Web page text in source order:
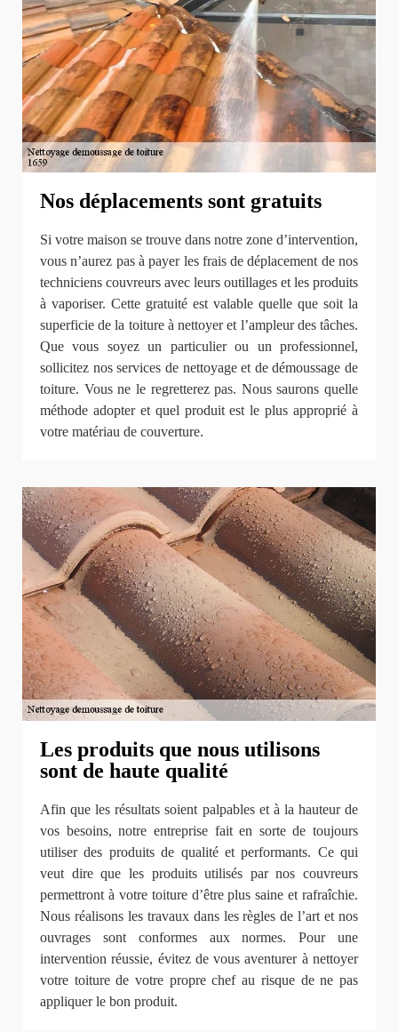
Nos déplacements sont gratuits
Si votre maison se trouve dans notre zone d’intervention,
vous n’aurez pas à payer les frais de déplacement de nos
techniciens couvreurs avec leurs outillages et les produits
à vaporiser. Cette gratuité est valable quelle que soit la
superficie de la toiture à nettoyer et l’ampleur des tâches.
Que vous soyez un particulier ou un professionnel,
sollicitez nos services de nettoyage et de démoussage de
toiture. Vous ne le regretterez pas. Nous saurons quelle
méthode adopter et quel produit est le plus approprié à
votre matériau de couverture.
Les produits que nous utilisons
sont de haute qualité
Afin que les résultats soient palpables et à la hauteur de
vos besoins, notre entreprise fait en sorte de toujours
utiliser des produits de qualité et performants. Ce qui
veut dire que les produits utilisés par nos couvreurs
permettront à votre toiture d’être plus saine et rafraîchie.
Nous réalisons les travaux dans les règles de l’art et nos
ouvrages sont conformes aux normes. Pour une
intervention réussie, évitez de vous aventurer à nettoyer
votre toiture de votre propre chef au risque de ne pas
appliquer le bon produit.